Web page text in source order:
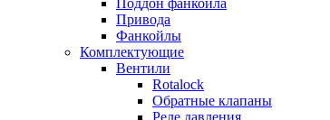
Поддон фанкойла
Привода
Фанкойлы
Комплектующие
Вентили
Rotalock
Обратные клапаны
Реле давления